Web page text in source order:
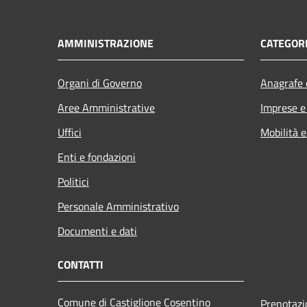
AMMINISTRAZIONE
Organi di Governo
Aree Amministrative
Uffici
Enti e fondazioni
Politici
Personale Amministrativo
Documenti e dati
Imprese
Mobilità
CONTATTI
Comune di Castiglione Cosentino